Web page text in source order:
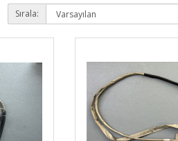
Sırala: